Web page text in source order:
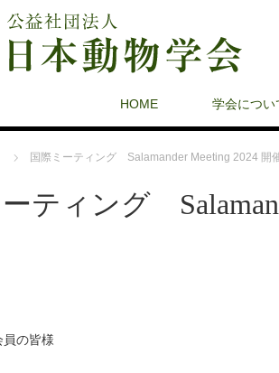
HOME 学会につい
国際ミーティング Salamander Meeting 2024 開
ティング
員の皆様